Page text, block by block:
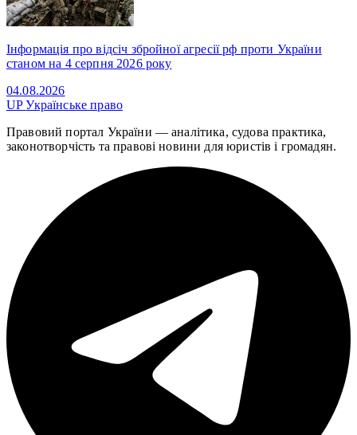
Інформація про відсіч збройної агресії рф проти України
станом на 4 серпня 2026 року
04.08.2026
UPУкраїнське право
Правовий портал України — аналітика, судова практика,
законотворчість та правові новини для юристів і громадян.